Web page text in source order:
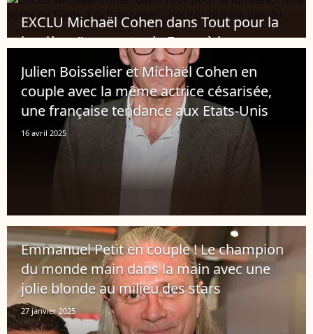
EXCLU Michaël Cohen dans Tout pour la
lumière, "une sorte de Fame à la
française" : pourquoi il n’a pas du tout
hésité à rejoindre le casting
19 juin 2025
Julien Boisselier et Michaël Cohen en
couple avec la même actrice césarisée,
une française tendance aux Etats-Unis
16 avril 2025
Emmanuel Petit en couple ! Le champion
du monde main dans la main avec une
jolie blonde au milieu des stars
27 janvier 2025